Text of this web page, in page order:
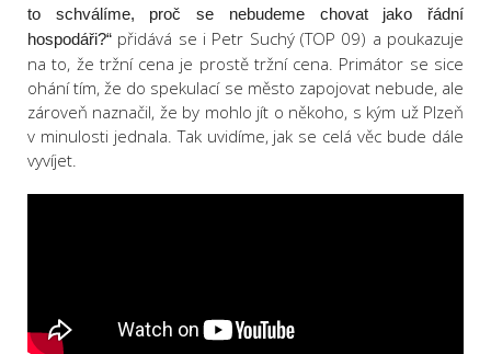
to schválíme, proč se nebudeme chovat jako řádní
hospodáři?“ přidává se i Petr Suchý (TOP 09) a poukazuje
na to, že tržní cena je prostě tržní cena. Primátor se sice
ohání tím, že do spekulací se město zapojovat nebude, ale
zároveň naznačil, že by mohlo jít o někoho, s kým už Plzeň
v minulosti jednala. Tak uvidíme, jak se celá věc bude dále
vyvíjet.